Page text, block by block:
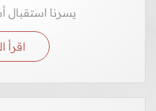
يسرنا استقبال
اقرأ